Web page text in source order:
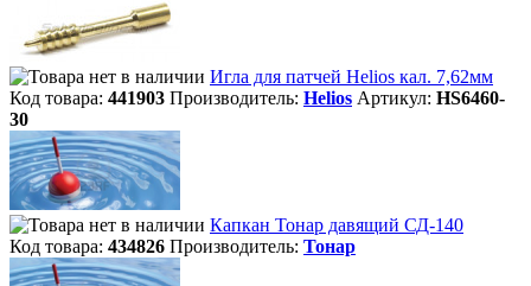
Игла для патчей Helios кал. 7,62мм
Код товара: 441903 Производитель: Helios Артикул: HS6460-
30
Капкан Тонар давящий СД-140
Код товара: 434826 Производитель: Тонар